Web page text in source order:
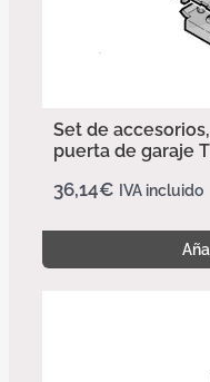
Set de
puerta de garaje
36,14€ IVA incluido